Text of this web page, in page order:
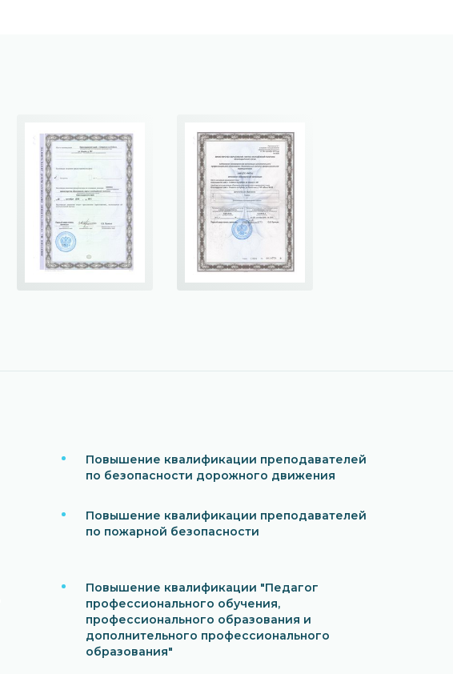
Повышение квалификации преподавателей
по безопасности дорожного движения
Повышение квалификации преподавателей
по пожарной безопасности
Повышение квалификации "Педагог
профессионального обучения,
профессионального образования и
дополнительного профессионального
образования"